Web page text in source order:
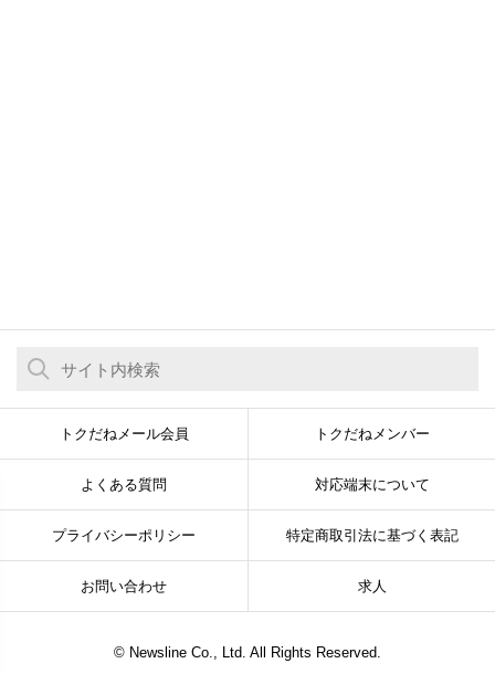
トクだねメール会員 トクだねメンバー
よくある質問 対応端末について
プライバシーポリシー 特定商取引法に基づく表記
お問い合わせ 求人
© Newsline Co., Ltd. All Rights Reserved.